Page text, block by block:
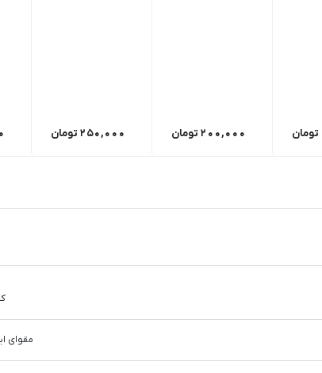
تومان 200,000 تومان 250,000 تومان
مقوای